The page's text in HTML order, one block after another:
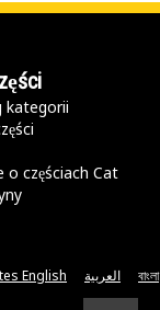
kategorii
częściach Cat
English العربية বাংলা